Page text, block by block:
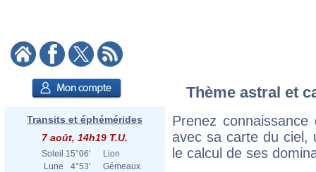
Transits et éphémérides
7 août, 14h19 T.U.
Soleil 15°06'
Lion
Lune
4°53'
Gémeaux
Thème astral et
Prenez
avec sa carte du ciel,
le calcul de ses